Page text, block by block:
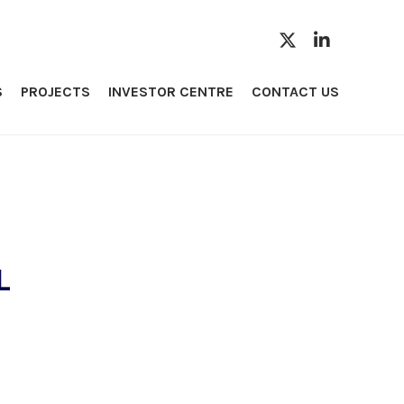
PROJECTS INVESTOR CENTRE CONTACT US